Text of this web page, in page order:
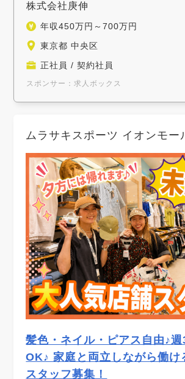
株式会社庚伸
年収450万円～700万円
東京都 中央区
正社員 / 契約社員
スポンサー：求人ボックス
ムラサキスポーツ イオンモー
髪色・ネイル・ピアス自由♪
OK♪ 家庭と両立しながら働け
スタッフ募集！